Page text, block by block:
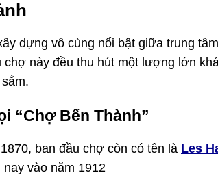
dựng vô cùng nổi bật giữa trung
này đều thu hút một lượng lớn
“Chợ Bến Thành”
ban đầu chợ còn có tên là Les
vào năm 1912